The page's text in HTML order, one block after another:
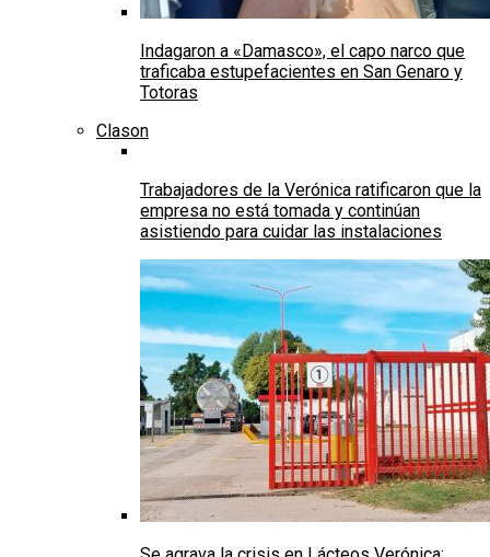
Indagaron a «Damasco», el capo narco que
traficaba estupefacientes en San Genaro y
Totoras
Clason
Trabajadores de la Verónica ratificaron que la
empresa no está tomada y continúan
asistiendo para cuidar las instalaciones